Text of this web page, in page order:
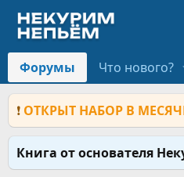
Форумы Что нового?
❗ ОТКРЫТ НАБОР В
Книга от основателя